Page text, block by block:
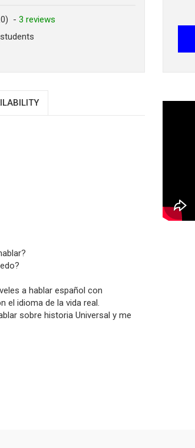
- 3 reviews
students
a hablar español con
el idioma de la vida real.
sobre historia Universal y me